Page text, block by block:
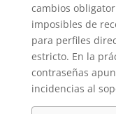
cambios
imposibles de
para perfiles
estricto. En la
contraseñas
incidencias al